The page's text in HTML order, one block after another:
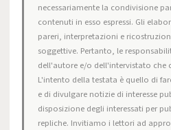
necessariamente la condivisione
contenuti in esso espressi. Gli
pareri, interpretazioni e
soggettive. Pertanto, le
dell'autore e/o dell'intervistato
L'intento della testata è quello di
e di divulgare notizie di interesse
disposizione degli interessati per
repliche. Invitiamo i lettori ad